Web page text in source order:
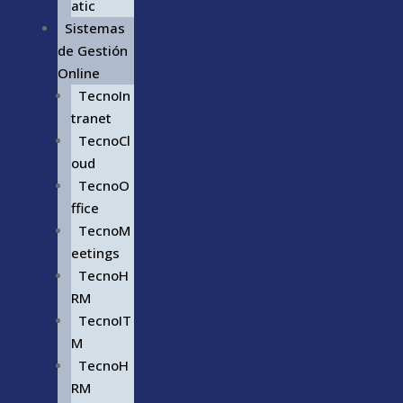
atic
Sistemas
de Gestión
Online
TecnoIn
tranet
TecnoCl
oud
TecnoO
ffice
TecnoM
eetings
TecnoH
RM
TecnoIT
M
TecnoH
RM